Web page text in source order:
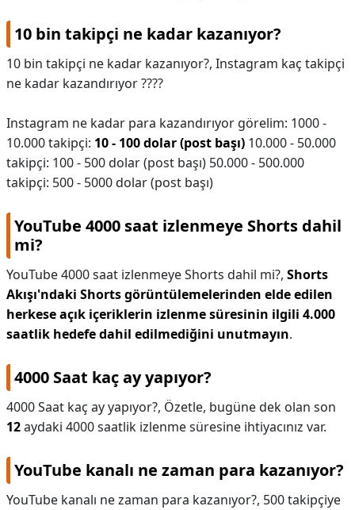
10 bin takipçi ne kadar kazanıyor?
10 bin takipçi ne kadar kazanıyor?, Instagram kaç takipçi
ne kadar kazandırıyor ????
Instagram ne kadar para kazandırıyor görelim: 1000 -
10.000 takipçi: 10 - 100 dolar (post başı) 10.000 - 50.000
takipçi: 100 - 500 dolar (post başı) 50.000 - 500.000
takipçi: 500 - 5000 dolar (post başı)
YouTube 4000 saat izlenmeye Shorts dahil
mi?
YouTube 4000 saat izlenmeye Shorts dahil mi?, Shorts
Akışı'ndaki Shorts görüntülemelerinden elde edilen
herkese açık içeriklerin izlenme süresinin ilgili 4.000
saatlik hedefe dahil edilmediğini unutmayın.
4000 Saat kaç ay yapıyor?
4000 Saat kaç ay yapıyor?, Özetle, bugüne dek olan son
12aydaki 4000 saatlik izlenme süresine ihtiyacınız var.
YouTube kanalı ne zaman para kazanıyor?
YouTube kanalı ne zaman para kazanıyor?, 500 takipçiye